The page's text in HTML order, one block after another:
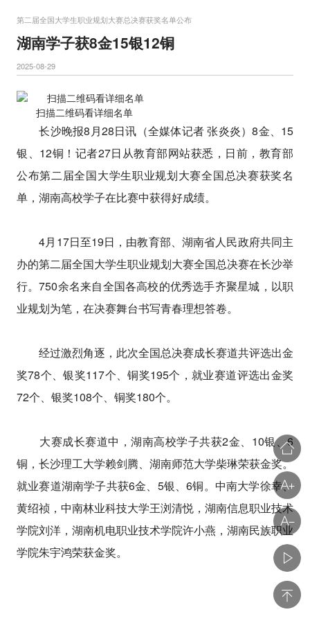
第二届全国大学生职业规划大赛总决赛获奖名单公布
湖南学子获8金15银12铜
2025-08-29
扫描二维码看详细名单
长沙晚报8月28日讯（全媒体记者 张炎炎）8金、15
银、12铜！记者27日从教育部网站获悉，日前，教育部
公布第二届全国大学生职业规划大赛全国总决赛获奖名
单，湖南高校学子在比赛中获得好成绩。
4月17日至19日，由教育部、湖南省人民政府共同主
办的第二届全国大学生职业规划大赛全国总决赛在长沙举
行。750余名来自全国各高校的优秀选手齐聚星城，以职
业规划为笔，在决赛舞台书写青春理想答卷。
经过激烈角逐，此次全国总决赛成长赛道共评选出金
奖78个、银奖117个、铜奖195个，就业赛道评选出金奖
72个、银奖108个、铜奖180个。
大赛成长赛道中，湖南高校学子共获2金、10银、6
铜，长沙理工大学赖剑腾、湖南师范大学柴琳荣获金奖。
就业赛道湖南学子共获6金、5银、6铜。中南大学徐幸、
黄绍祯，中南林业科技大学王浏清悦，湖南信息职业技术
学院刘洋，湖南机电职业技术学院许小燕，湖南民族职业
学院朱宇鸿荣获金奖。